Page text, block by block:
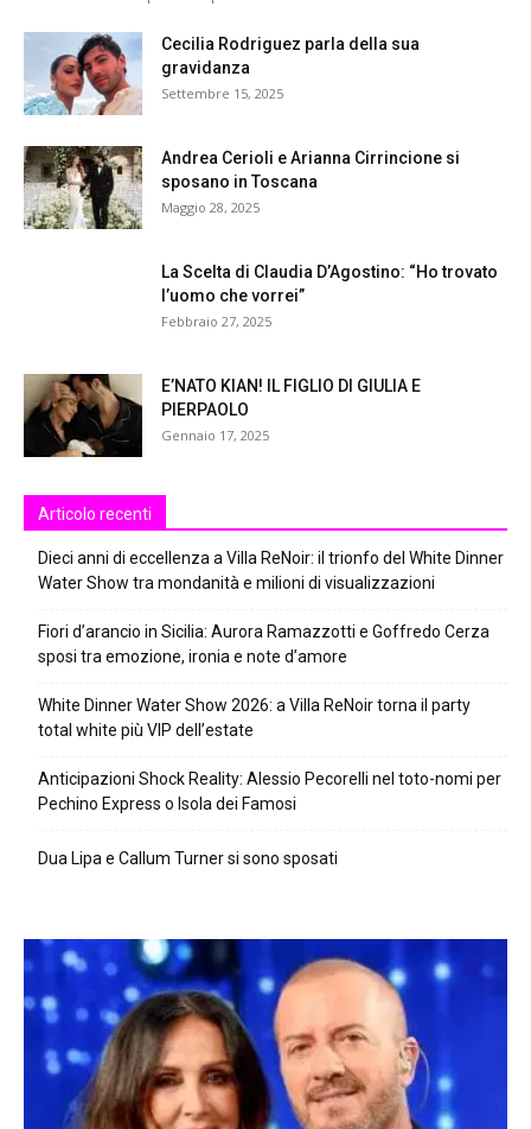
Cecilia Rodriguez parla della sua
gravidanza
Settembre 15, 2025
Andrea Cerioli e Arianna Cirrincione si
sposano in Toscana
Maggio 28, 2025
La Scelta di Claudia D’Agostino: “Ho trovato
l’uomo che vorrei”
Febbraio 27, 2025
E’NATO KIAN! IL FIGLIO DI GIULIA E
PIERPAOLO
Gennaio 17, 2025
Articolo recenti
Dieci anni di eccellenza a Villa ReNoir: il trionfo del White Dinner
Water Show tra mondanità e milioni di visualizzazioni
Fiori d’arancio in Sicilia: Aurora Ramazzotti e Goffredo Cerza
sposi tra emozione, ironia e note d’amore
White Dinner Water Show 2026: a Villa ReNoir torna il party
total white più VIP dell’estate
Anticipazioni Shock Reality: Alessio Pecorelli nel toto-nomi per
Pechino Express o Isola dei Famosi
Dua Lipa e Callum Turner si sono sposati